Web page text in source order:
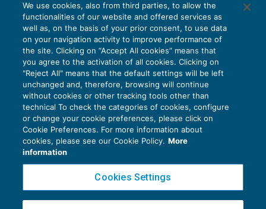
EU AI Act e studi professionali: le
scadenze concrete
27 Luglio 2026
di Diego BarberieStefano Dovier
Privacy Policy
Cookie Policy
Copyright 2016 ©Gruppo Euroconference S.p.A.v2.32.4
We use cookies, also from third parties, to allow the
functionalities of our website and offered services as
well as, on the basis of your prior consent, to use data
on your navigation activity to improve performance of
the site. Clicking on “Accept All cookies” means that
you agree to the activation of all cookies. Clicking on
"Reject All" means that the default settings will be left
unchanged and, therefore, browsing will continue
without cookies or other tracking tools other than
technical To check the categories of cookies, configure
or change your cookie preferences, please click on
Cookie Preferences. For more information about
cookies, please see our Cookie Policy. More
information
Cookies Settings